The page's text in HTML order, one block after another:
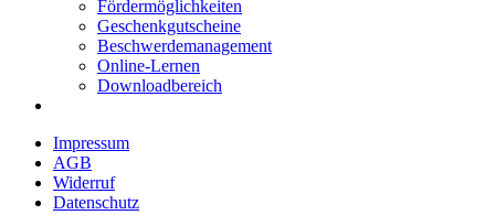
Fördermöglichkeiten
Geschenkgutscheine
Beschwerdemanagement
Online-Lernen
Downloadbereich
Impressum
AGB
Widerruf
Datenschutz